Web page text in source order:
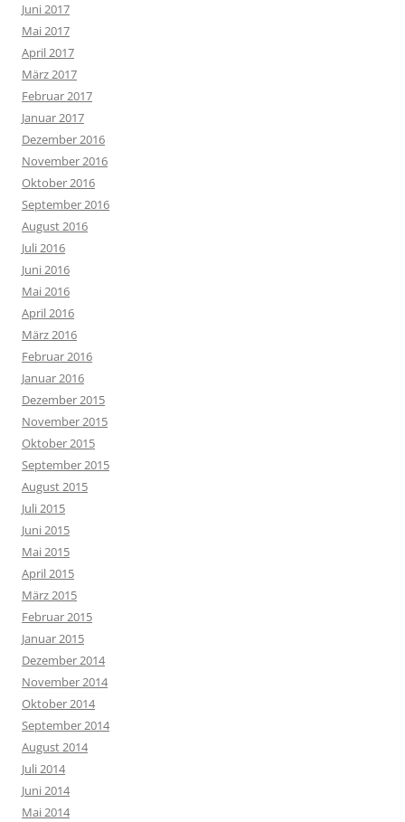
Juni 2017
Mai 2017
April 2017
März 2017
Februar 2017
Januar 2017
Dezember 2016
November 2016
Oktober 2016
September 2016
August 2016
Juli 2016
Juni 2016
Mai 2016
April 2016
März 2016
Februar 2016
Januar 2016
Dezember 2015
November 2015
Oktober 2015
September 2015
August 2015
Juli 2015
Juni 2015
Mai 2015
April 2015
März 2015
Februar 2015
Januar 2015
Dezember 2014
November 2014
Oktober 2014
September 2014
August 2014
Juli 2014
Juni 2014
Mai 2014